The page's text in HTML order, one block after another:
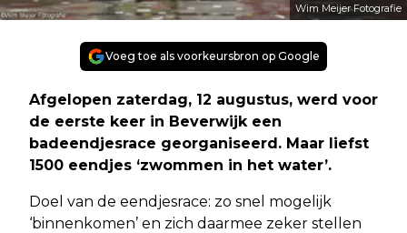
Wim Meijer Fotografie
Voeg toe als voorkeursbron op Google
Afgelopen zaterdag, 12 augustus, werd voor
de eerste keer in Beverwijk een
badeendjesrace georganiseerd. Maar liefst
1500 eendjes ‘zwommen in het water’.
Doel van de eendjesrace: zo snel mogelijk
‘binnenkomen’ en zich daarmee zeker stellen